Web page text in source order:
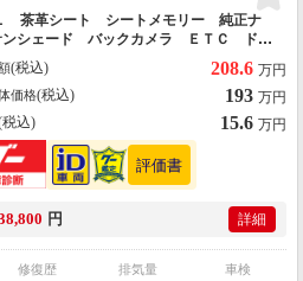
茶革シート シートメモリー 純正ナ
シェード バックカメラ ＥＴＣ ドラ
ｈ接続 エアーシート シートヒータ
(税込) 208.6 万円
価格(税込) 193 万円
税込) 15.6 万円
円 詳細
修復歴
排気量
車検